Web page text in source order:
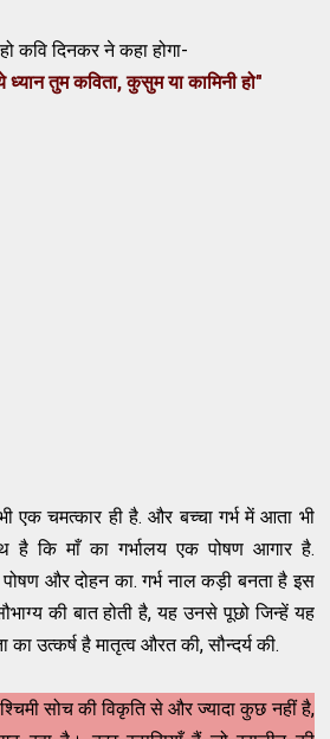
हो कवि दिनकर ने कहा होगा-
ध्यान तुम कविता,कुसुम या कामिनी हो"
एक चमत्कार ही है.और बच्चा गर्भ में आता भी
है कि माँ का गर्भालय एक पोषण आगार है.
पोषण और दोहन का.गर्भ नाल कड़ी बनता है इस
की बात होती है,यह उनसे पूछो जिन्हें यह
का उत्कर्ष है मातृत्व औरत की,सौन्दर्य की.
सोच की विकृति से और ज्यादा कुछ नहीं है,